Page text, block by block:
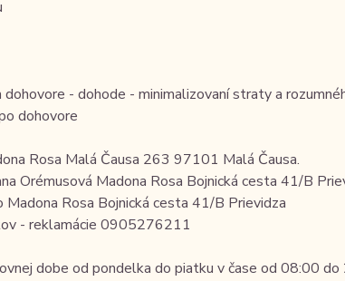
- dohode - minimalizovaní straty a
dohovore
Rosa Malá Čausa 263 97101 Malá Čausa.
Orémusová Madona Rosa Bojnická cesta 41/B
Rosa Bojnická cesta 41/B Prievidza
- reklamácie 0905276211
dobe od pondelka do piatku v čase od 08:00